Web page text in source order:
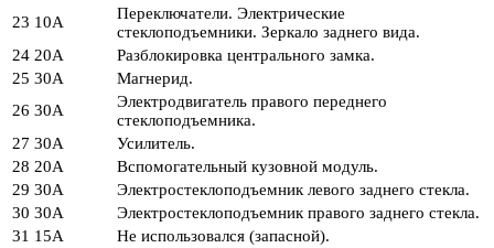
23 10А
Переключатели. Электрические
стеклоподъемники. Зеркало заднего вида.
24 20А
Разблокировка центрального замка.
25 30А
Магнерид.
26 30А
Электродвигатель правого переднего
стеклоподъемника.
27 30А
Усилитель.
28 20А
Вспомогательный кузовной модуль.
29 30А
Электростеклоподъемник левого заднего стекла.
30 30А
Электростеклоподъемник правого заднего стекла.
31 15А Не использовался (запасной).